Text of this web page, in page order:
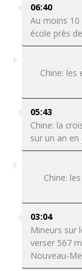
06:40
Au moins 10
école près
Chine: les
05:43
Chine: la
sur un an
Chine:
03:04
Mineurs sur
verser 567
Nouveau-